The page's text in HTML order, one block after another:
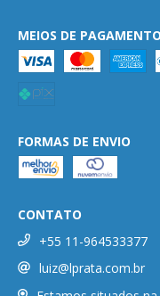
MEIOS DE PAGAMENTO
FORMAS DE ENVIO
CONTATO
+55 11-964533377
luiz@lprata.com.br